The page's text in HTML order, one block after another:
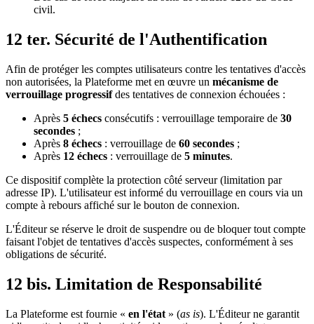
civil.
12 ter. Sécurité de l'Authentification
Afin de protéger les comptes utilisateurs contre les tentatives d'accès
non autorisées, la Plateforme met en œuvre un mécanisme de
verrouillage progressifdes tentatives de connexion échouées :
Après 5 échecs consécutifs : verrouillage temporaire de 30
secondes ;
Après 8 échecs : verrouillage de 60 secondes ;
Après 12 échecs : verrouillage de 5 minutes.
Ce dispositif complète la protection côté serveur (limitation par
adresse IP). L'utilisateur est informé du verrouillage en cours via un
compte à rebours affiché sur le bouton de connexion.
L'Éditeur se réserve le droit de suspendre ou de bloquer tout compte
faisant l'objet de tentatives d'accès suspectes, conformément à ses
obligations de sécurité.
12 bis. Limitation de Responsabilité
La Plateforme est fournie « en l'état » (as is). L'Éditeur ne garantit